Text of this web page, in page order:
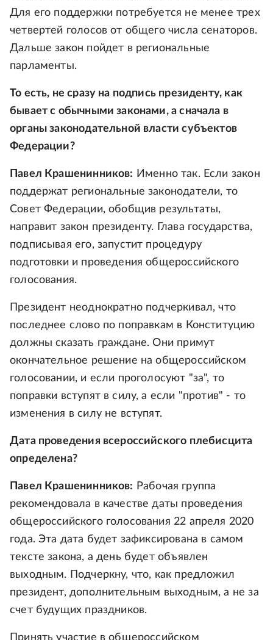
Для его поддержки потребуется не менее трех
четвертей голосов от общего числа сенаторов.
Дальше закон пойдет в региональные
парламенты.
То есть, не сразу на подпись президенту, как
бывает с обычными законами, а сначала в
органы законодательной власти субъектов
Федерации?
Павел Крашенинников: Именно так. Если закон
поддержат региональные законодатели, то
Совет Федерации, обобщив результаты,
направит закон президенту. Глава государства,
подписывая его, запустит процедуру
подготовки и проведения общероссийского
голосования.
Президент неоднократно подчеркивал, что
последнее слово по поправкам в Конституцию
должны сказать граждане. Они примут
окончательное решение на общероссийском
голосовании, и если проголосуют "за", то
поправки вступят в силу, а если "против" - то
изменения в силу не вступят.
Дата проведения всероссийского плебисцита
определена?
Павел Крашенинников: Рабочая группа
рекомендовала в качестве даты проведения
общероссийского голосования 22 апреля 2020
года. Эта дата будет зафиксирована в самом
тексте закона, а день будет объявлен
выходным. Подчеркну, что, как предложил
президент, дополнительным выходным, а не за
счет будущих праздников.
Принять участие в общероссийском